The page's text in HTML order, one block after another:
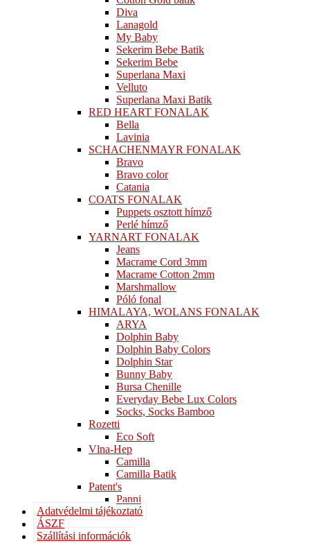
Diva
Lanagold
My Baby
Sekerim Bebe Batik
Sekerim Bebe
Superlana Maxi
Velluto
Superlana Maxi Batik
RED HEART FONALAK
Bella
Lavinia
SCHACHENMAYR FONALAK
Bravo
Bravo color
Catania
COATS FONALAK
Puppets osztott hímző
Perlé hímző
YARNART FONALAK
Jeans
Macrame Cord 3mm
Macrame Cotton 2mm
Marshmallow
Póló fonal
HIMALAYA, WOLANS FONALAK
ARYA
Dolphin Baby
Dolphin Baby Colors
Dolphin Star
Bunny Baby
Bursa Chenille
Everyday Bebe Lux Colors
Socks, Socks Bamboo
Rozetti
Eco Soft
Vlna-Hep
Camilla
Camilla Batik
Patent's
Panni
Adatvédelmi tájékoztató
ÁSZF
Szállítási információk